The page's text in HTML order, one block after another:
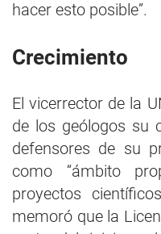
hacer esto posible”.
Crecimiento
El vicerrector de la
de los geólogos su
defensores de su
como “ámbito
proyectos
memoró que la